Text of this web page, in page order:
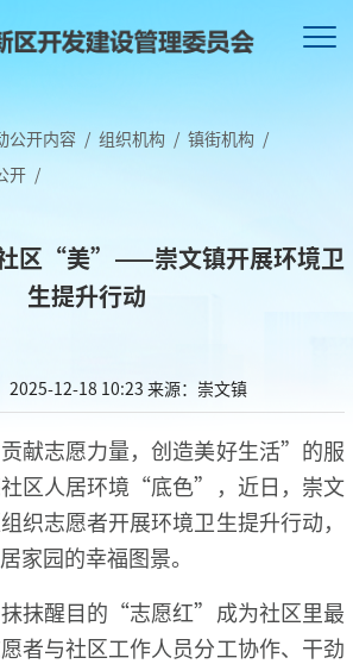
公开内容 / 组织机构 / 镇街机构 /
开 /
区“美”——崇文镇开展环境卫
生提升行动
2025-12-18 10:23 来源：崇文镇
献志愿力量，创造美好生活”的服
区人居环境“底色”，近日，崇文
织志愿者开展环境卫生提升行动，
家园的幸福图景。
抹醒目的“志愿红”成为社区里最
者与社区工作人员分工协作、干劲